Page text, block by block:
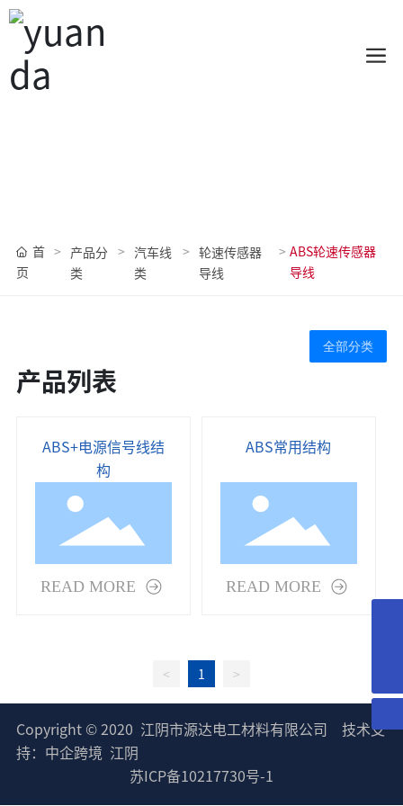
首
页
产品分
类
汽车线
类
轮速传感器
导线
ABS轮速传感器
导线
全部分类
产品列表
ABS+电源信号线结
构
READ MORE
ABS常用结构
READ MORE
< 1 >
Copyright © 2020 江阴市源达电工材料有限公司 技术支
持：中企跨境 江阴
苏ICP备10217730号-1
yd@wxyuanda.com